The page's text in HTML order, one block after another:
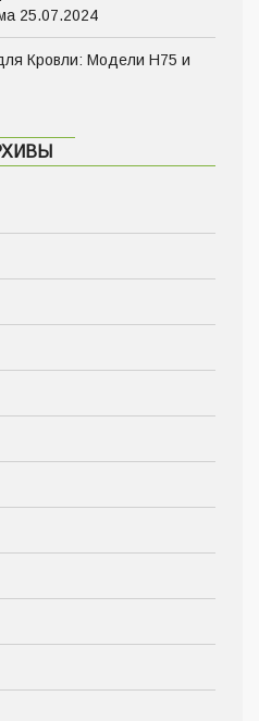
25.07.2024
Кровли: Модели Н75 и